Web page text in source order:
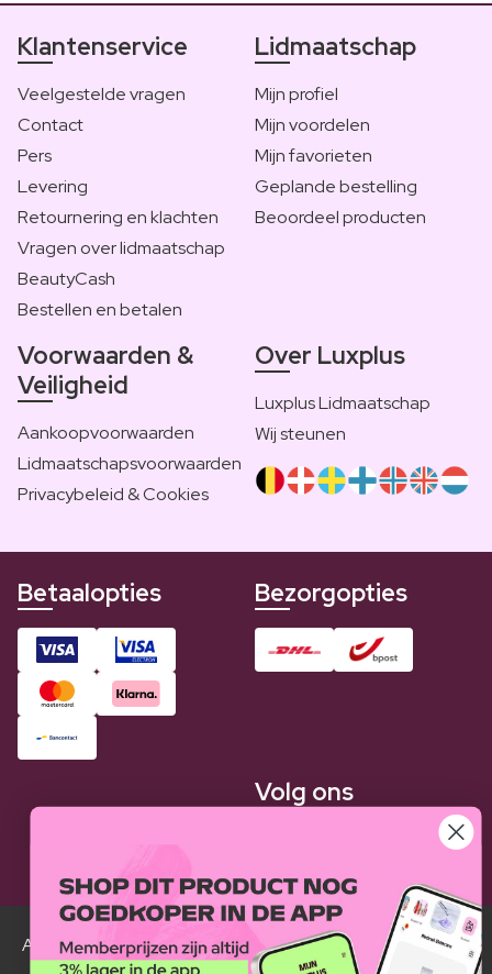
Klantenservice
Veelgestelde vragen
Contact
Pers
Levering
Retournering en klachten
Vragen over lidmaatschap
BeautyCash
Bestellen en betalen
Lidmaatschap
Mijn profiel
Mijn voordelen
Mijn favorieten
Geplande bestelling
Beoordeel producten
Voorwaarden &
Veiligheid
Aankoopvoorwaarden
Lidmaatschapsvoorwaarden
Privacybeleid & Cookies
Over Luxplus
Luxplus Lidmaatschap
Wij steunen
Betaalopties Bezorgopties
Volg ons
Alle Luxplus ledenprijzen zijn weergegeven in vergelijking